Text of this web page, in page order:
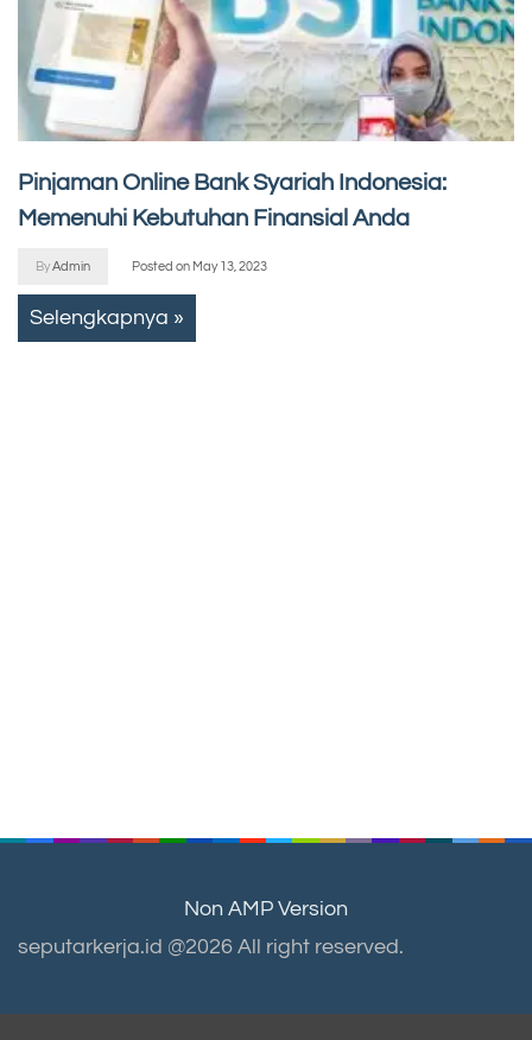
Pinjaman Online Bank Syariah Indonesia:
Memenuhi Kebutuhan Finansial Anda
ByAdmin Posted on May 13, 2023
Selengkapnya »
Non AMP Version
seputarkerja.id @2026 All right reserved.